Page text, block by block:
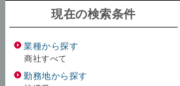
現在の検索条件
業種から探す
商社すべて
勤務地から探す